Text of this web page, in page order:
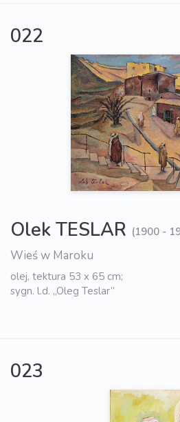
022
Olek TESLAR (1900 -
Wieś w Maroku
olej, tektura 53 x 65 cm;
sygn. l.d. „Oleg Teslar”
023